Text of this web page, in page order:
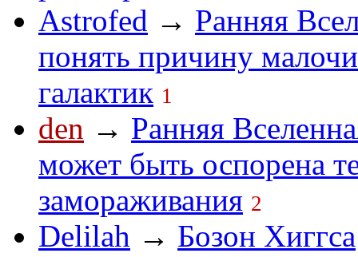
Astrofed → Ранняя
понять причину
галактик 1
den → Ранняя
может быть оспорена
замораживания 2
Delilah → Бозон Хиггса